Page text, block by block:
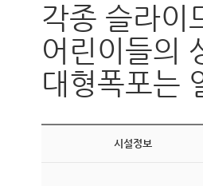
각종 슬라이
어린이들의
대형폭포는
시설정보